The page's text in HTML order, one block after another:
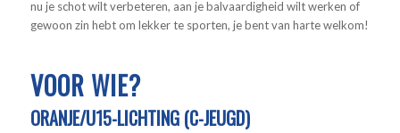
nu je schot wilt verbeteren, aan je balvaardigheid wilt werken of
gewoon zin hebt om lekker te sporten, je bent van harte welkom!
VOOR WIE?
ORANJE/U15-LICHTING (C-JEUGD)